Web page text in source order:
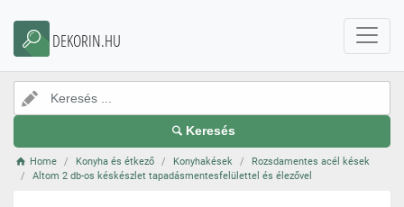
DEKORIN.HU
Keresés
Home Konyha és étkező Konyhakések
Rozsdamentes acél kések
Altom 2 db-os késkészlet tapadásmentesfelülettel és élezővel